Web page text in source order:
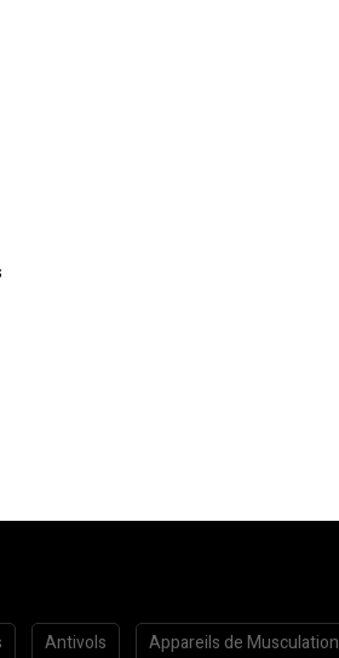
Antivols Appareils de Musculation